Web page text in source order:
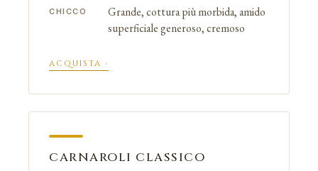
CHICCO
Grande, cottura più morbida, amido
superficiale generoso, cremoso
ACQUISTA ›
CARNAROLI CLASSICO